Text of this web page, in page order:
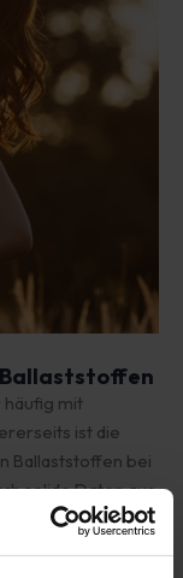
Ballaststoffen
häufig mit
ist die
Ballaststoffen bei
solide Daten aus
gibt zwei Arten von